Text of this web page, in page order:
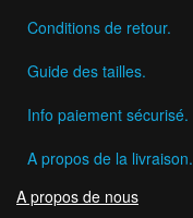
Conditions de retour.
Guide des tailles.
Info paiement sécurisé.
A propos de la livraison.
A propos de nous